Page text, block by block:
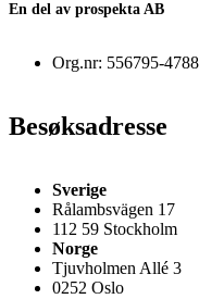
En del av prospekta AB
Org.nr: 556795-4788
Besøksadresse
Sverige
Rålambsvägen 17
112 59 Stockholm
Norge
Tjuvholmen Allé 3
0252 Oslo